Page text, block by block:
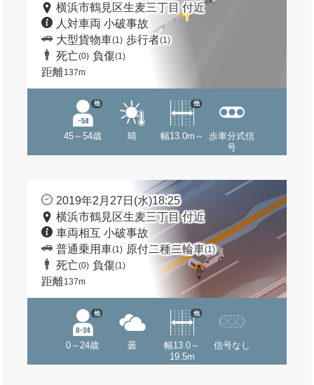
横浜市鶴見区生麦三丁目 付近
人対車両 小破事故
大型貨物車(1) 歩行者(1)
死亡(0) 負傷(1)
距離137m
45～54歳
他
晴 幅13.0m～
他
歩車分式信
号
2019年2月27日(水)18:25
横浜市鶴見区生麦三丁目 付近
車両相互 小破事故
普通乗用車(1) 原付二種二輪車(1)
死亡(0) 負傷(1)
距離137m
0～24歳
他
曇
幅13.0～
19.5m
他
信号なし